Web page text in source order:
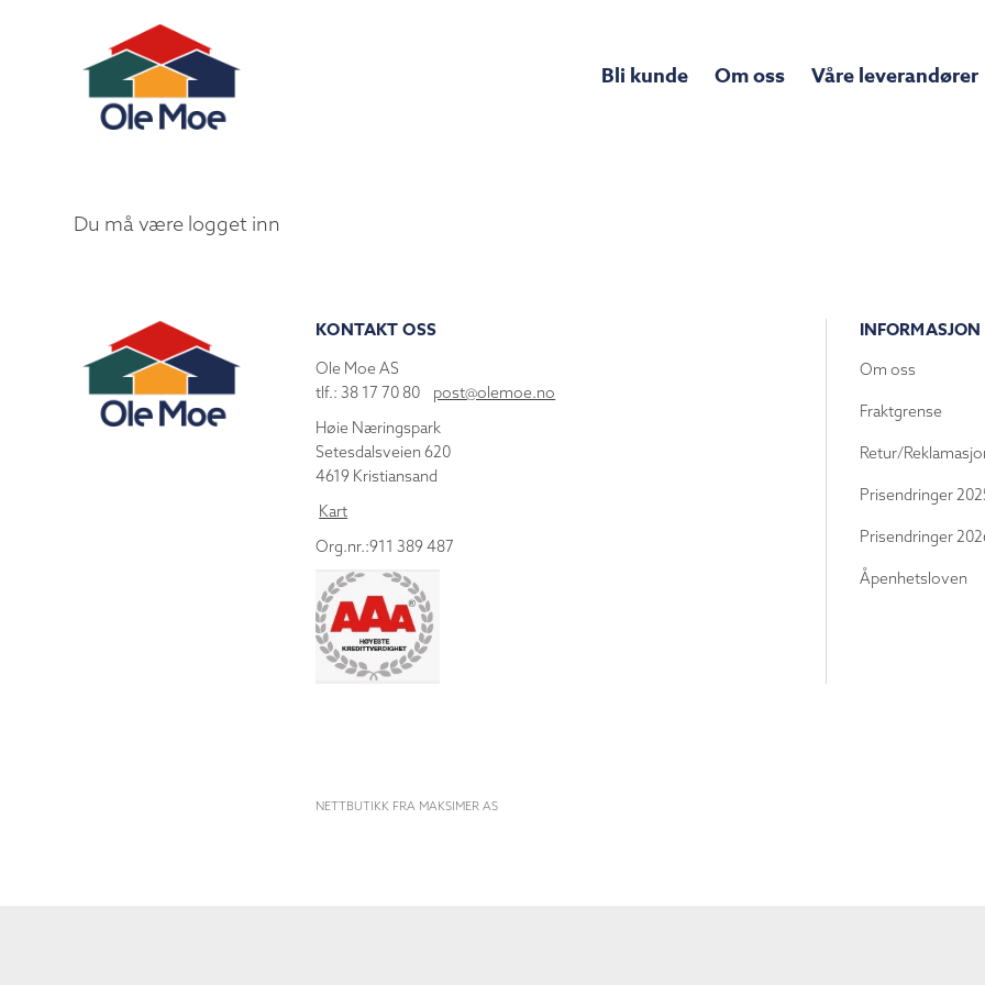
Bli kunde Om oss Våre leverandører
Du må være logget inn
KONTAKT OSS
Ole Moe AS
tlf.: 38 17 70 80 post@olemoe.no
Høie Næringspark
Setesdalsveien 620
4619 Kristiansand
Kart
Org.nr.:911 389 487
INFORMASJON
Om oss
Fraktgrense
Retur/
Prisendringer
Prisendringer
Åpenhetsloven
NETTBUTIKK FRA MAKSIMER AS